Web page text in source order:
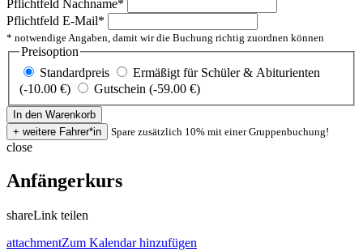
Pflichtfeld Nachname*
Pflichtfeld E-Mail*
* notwendige Angaben, damit wir die Buchung richtig zuordnen können
Preisoption
Standardpreis
Ermäßigt für Schüler & Abiturienten
(-10.00 €)
Gutschein (-59.00 €)
Spare zusätzlich 10% mit einer Gruppenbuchung!
close
Anfängerkurs
shareLink teilen
attachmentZum Kalendar hinzufügen